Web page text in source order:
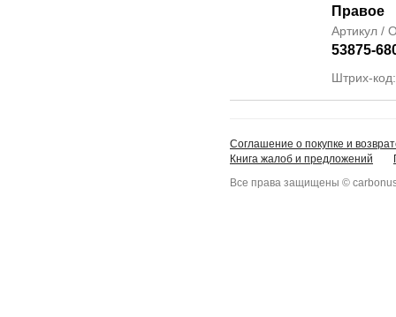
Правое
Артикул /
53875-
Штрих-
Соглашение о покупке и
Книга жалоб и предложений
Все права защищены ©